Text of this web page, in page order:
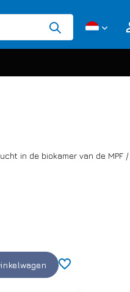
in de biokamer van de MPF